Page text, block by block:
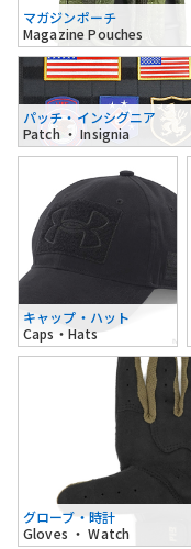
マガジンポーチ
Magazine Pouches
パッチ・インシグニア
Patch ・ Insignia
キャップ・ハット
Caps・Hats
グローブ・時計
Gloves ・ Watch